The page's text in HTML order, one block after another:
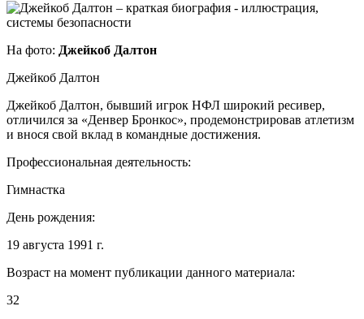
На фото: Джейкоб Далтон
Джейкоб Далтон
Джейкоб Далтон, бывший игрок НФЛ широкий ресивер,
отличился за «Денвер Бронкос», продемонстрировав атлетизм
и внося свой вклад в командные достижения.
Профессиональная деятельность:
Гимнастка
День рождения:
19 августа 1991 г.
Возраст на момент публикации данного материала:
32